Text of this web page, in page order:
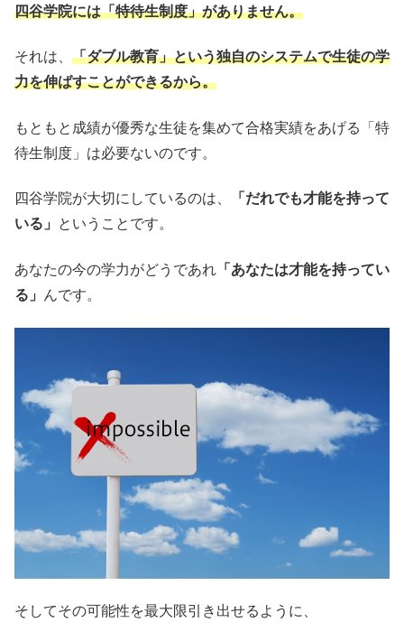
四谷学院には「特待生制度」がありません。
それは、 「ダブル教育」という独自のシステムで生徒の学
力を伸ばすことができるから。
もともと成績が優秀な生徒を集めて合格実績をあげる「特
待生制度」は必要ないのです。
四谷学院が大切にしているのは、
「だれでも才能を持って
いる」
ということです。
あなたの今の学力がどうであれ 「あなたは才能を持ってい
る」
んです。
そしてその可能性を最大限引き出せるように、